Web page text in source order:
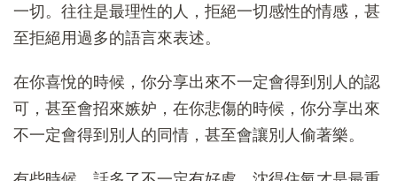
一切。往往是最理性的人，拒絕一切感性的情感，甚
至拒絕用過多的語言來表述。
在你喜悅的時候，你分享出來不一定會得到別人的認
可，甚至會招來嫉妒，在你悲傷的時候，你分享出來
不一定會得到別人的同情，甚至會讓別人偷著樂。